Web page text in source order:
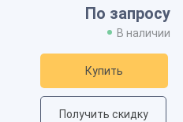
По запросу
В наличии
Купить
Получить скидку